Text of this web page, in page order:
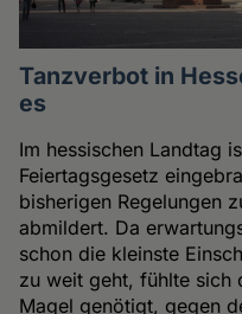
Tanzverbot in
es
Im hessischen Landtag
Feiertagsgesetz
bisherigen Regelungen
abmildert. Da
schon die kleinste
zu weit geht, fühlte sich
Magel genötigt, gegen